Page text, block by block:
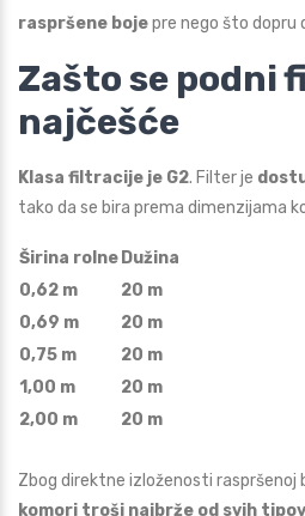
raspršene bojepre nego što dopru
Zašto se podni
najčešće
Klasa filtracije je G2. Filter je
tako da se bira prema dimenzijama
Širina rolneDužina
0,62 m
20 m
0,69 m
20 m
0,75 m
20 m
1,00 m
20 m
2,00 m
20 m
Zbog direktne izloženosti raspršenoj
komori troši najbrže od svih